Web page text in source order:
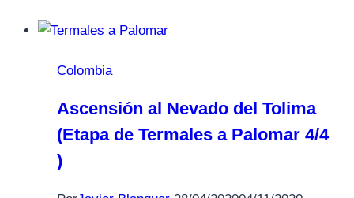
Colombia
Ascensión al Nevado del Tolima
(Etapa de Termales a Palomar 4/4
)